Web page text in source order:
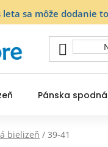
leta sa môže dodanie
Pánska
bielizeň / 39-41